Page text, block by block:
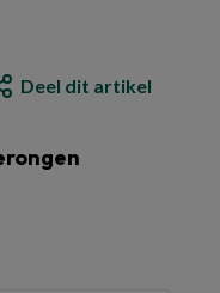
Deel dit artikel